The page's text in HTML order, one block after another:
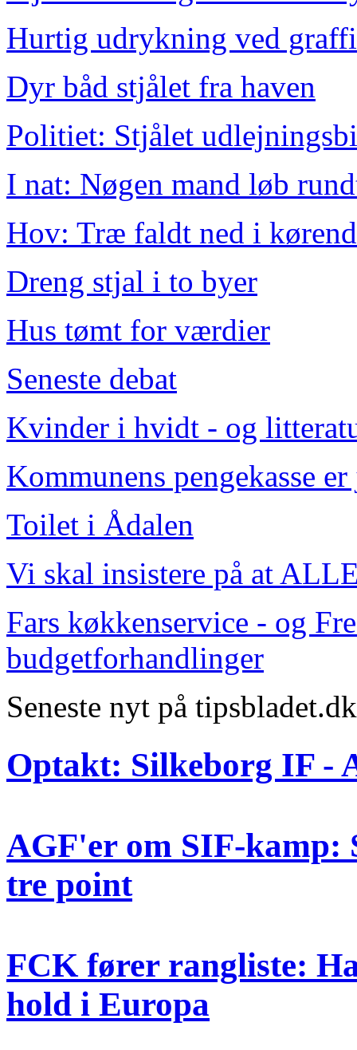
Hurtig udrykning ved
Dyr båd stjålet fra haven
Politiet: Stjålet
I nat: Nøgen mand løb
Hov: Træ faldt ned i
Dreng stjal i to byer
Hus tømt for værdier
Seneste debat
Kvinder i hvidt - og
Kommunens pengekasse
Toilet i Ådalen
Vi skal insistere på at
Fars køkkenservice - og
budgetforhandlinger
Seneste nyt på tipsbladet.dk
Optakt: Silkeborg IF -
AGF'er om SIF-kamp:
tre point
FCK fører rangliste:
hold i Europa